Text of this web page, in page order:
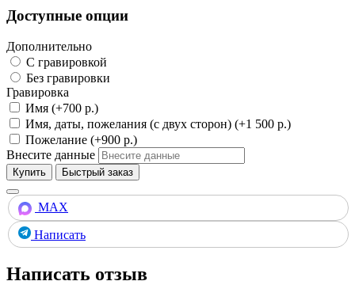
Доступные опции
Дополнительно
С гравировкой
Без гравировки
Гравировка
Имя (+700 р.)
Имя, даты, пожелания (с двух сторон) (+1 500 р.)
Пожелание (+900 р.)
Внесите данные
Купить
MAX
Написать
Написать отзыв